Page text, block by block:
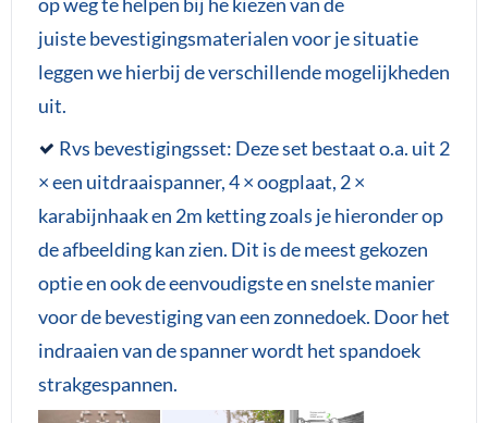
juiste bevestigingsmaterialen voor je situatie
leggen we hierbij de verschillende mogelijkheden
uit.
Rvs bevestigingsset: Deze set bestaat o.a. uit 2
× een uitdraaispanner, 4 × oogplaat, 2 ×
karabijnhaak en 2m ketting zoals je hieronder op
de afbeelding kan zien. Dit is de meest gekozen
optie en ook de eenvoudigste en snelste manier
voor de bevestiging van een zonnedoek. Door het
indraaien van de spanner wordt het spandoek
strakgespannen.